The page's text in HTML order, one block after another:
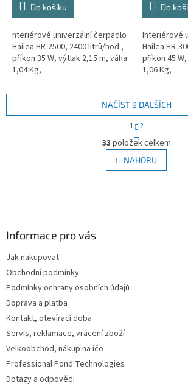
Do košíku
nteriérové univerzální čerpadlo
Hailea HR-2500, 2400 litrů/hod.,
příkon 35 W, výtlak 2,15 m, váha
1,04 Kg,
Do
Interiérové
Hailea HR-
příkon 45
1,06 Kg,
O
v
l
á
NAČÍST 9 DALŠÍCH
S
t
r
á
n
k
v
1 2
33 položek celkem
NAHORU
Informace pro vás
Jak nakupovat
Obchodní podmínky
Podmínky ochrany osobních údajů
Doprava a platba
Kontakt, otevírací doba
Servis, reklamace, vrácení zboží
Velkoobchod, nákup na ičo
Professional Pond Technologies
Dotazy a odpovědi